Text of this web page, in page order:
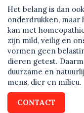
Het belang is dan
onderdrukken,
kan met
zijn mild, veilig en
vormen geen
dieren getest.
duurzame en
mens, dier en milieu.
CONTACT